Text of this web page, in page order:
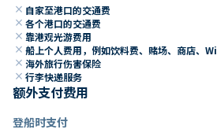
close 自家至港口的交通费
close 各个港口的交通费
close 靠港观光游费用
close 船上个人费用，例如饮料费、赌场、商店、
close 海外旅行伤害保险
close 行李快递服务
额外支付费用
登船时支付